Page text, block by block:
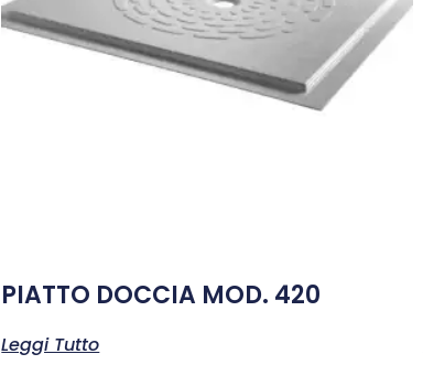
PIATTO DOCCIA MOD. 420
Leggi Tutto